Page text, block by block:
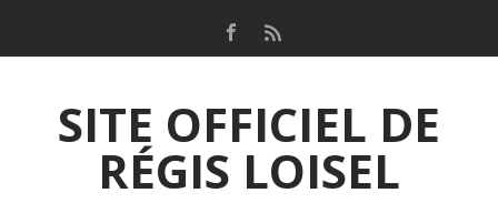
SITE OFFICIEL DE
RÉGIS LOISEL